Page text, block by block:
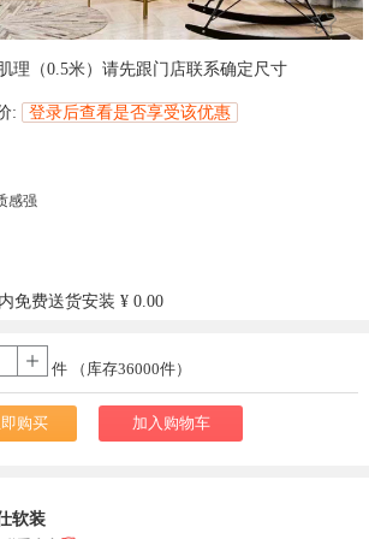
󰄔
理（0.5米）请先跟门店联系确定尺寸
: 登录后查看是否享受该优惠
感强
免费送货安装 ¥ 0.00
件 （库存36000件）
购买 加入购物车
软装